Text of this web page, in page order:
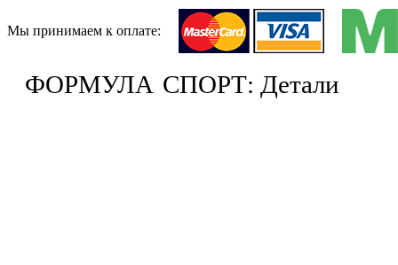
Мы принимаем к оплате:
ФОРМУЛА СПОРТ: Детали